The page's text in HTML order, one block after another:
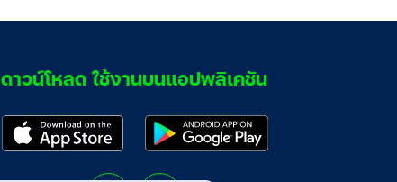
ดาวน์โหลด ใช้งานบนแอปพลิเคชัน